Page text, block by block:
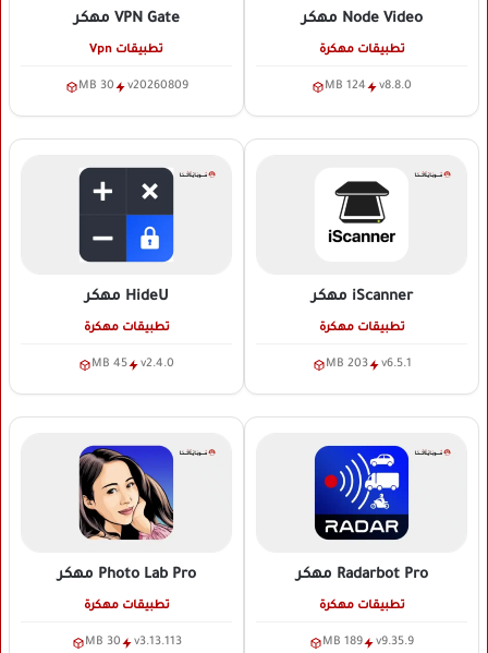
Node Video مهكر
تطبيقات مهكرة
v8.8.0
124 MB
VPN Gate مهكر
تطبيقات Vpn
v20260809
30 MB
iScanner مهكر
تطبيقات مهكرة
v6.5.1
203 MB
HideU مهكر
تطبيقات مهكرة
v2.4.0
45 MB
Radarbot Pro مهكر
تطبيقات مهكرة
v9.35.9
189 MB
Photo Lab Pro مهكر
تطبيقات مهكرة
v3.13.113
30 MB